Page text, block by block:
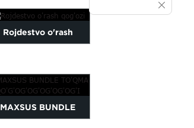
Rojdestvo o'rash
MAXSUS BUNDLE